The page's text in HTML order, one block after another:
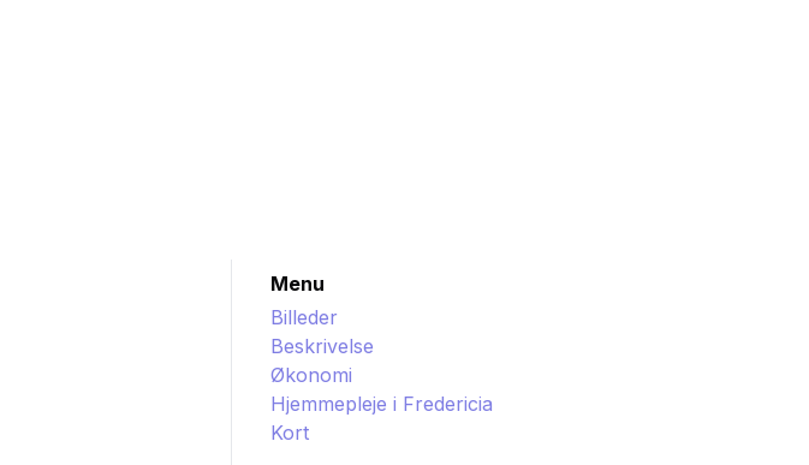
Menu
Billeder
Beskrivelse
Økonomi
Hjemmepleje i Fredericia
Kort